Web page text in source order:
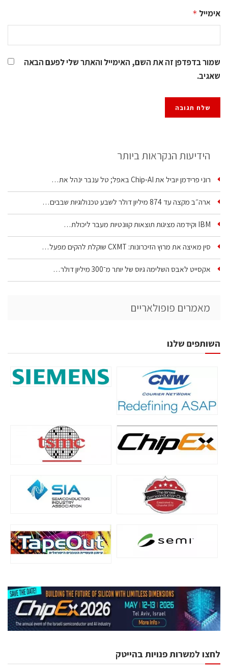
אימייל *
שמור בדפדפן זה את השם, האימייל והאתר שלי לפעם הבאה
שאגיב.
הידיעות הנקראות ביותר
רוני פרידמן יוביל את Chip‑AI באפל; טל ענבר ינהל את…
ארה״ב מקצה עד 874 מיליון דולר לשבע טכנולוגיות שבבים…
IBM וקידמה מציגות תוצאות קוונטיות מעבר ליכולת…
סין מאיצה את מרוץ הזיכרונות: CXMT שוקלת להקים מפעל…
אקסייט לאבס השלימה גיוס של יותר מ־300 מיליון דולר…
מאמרים פופולאריים
השותפים שלנו
לחצו למשרות פנויות בהייטק